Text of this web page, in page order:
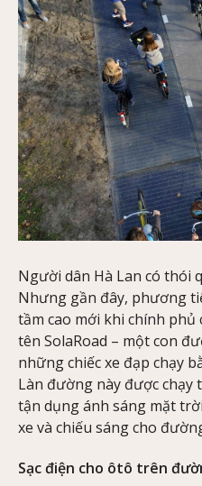
Người dân Hà Lan có thói
Nhưng gần đây, phương
tầm cao mới khi chính
tên SolaRoad – một con
những chiếc xe đạp chạy
Làn đường này được chạy
tận dụng ánh sáng mặt
xe và chiếu sáng cho
Sạc điện cho ôtô trên